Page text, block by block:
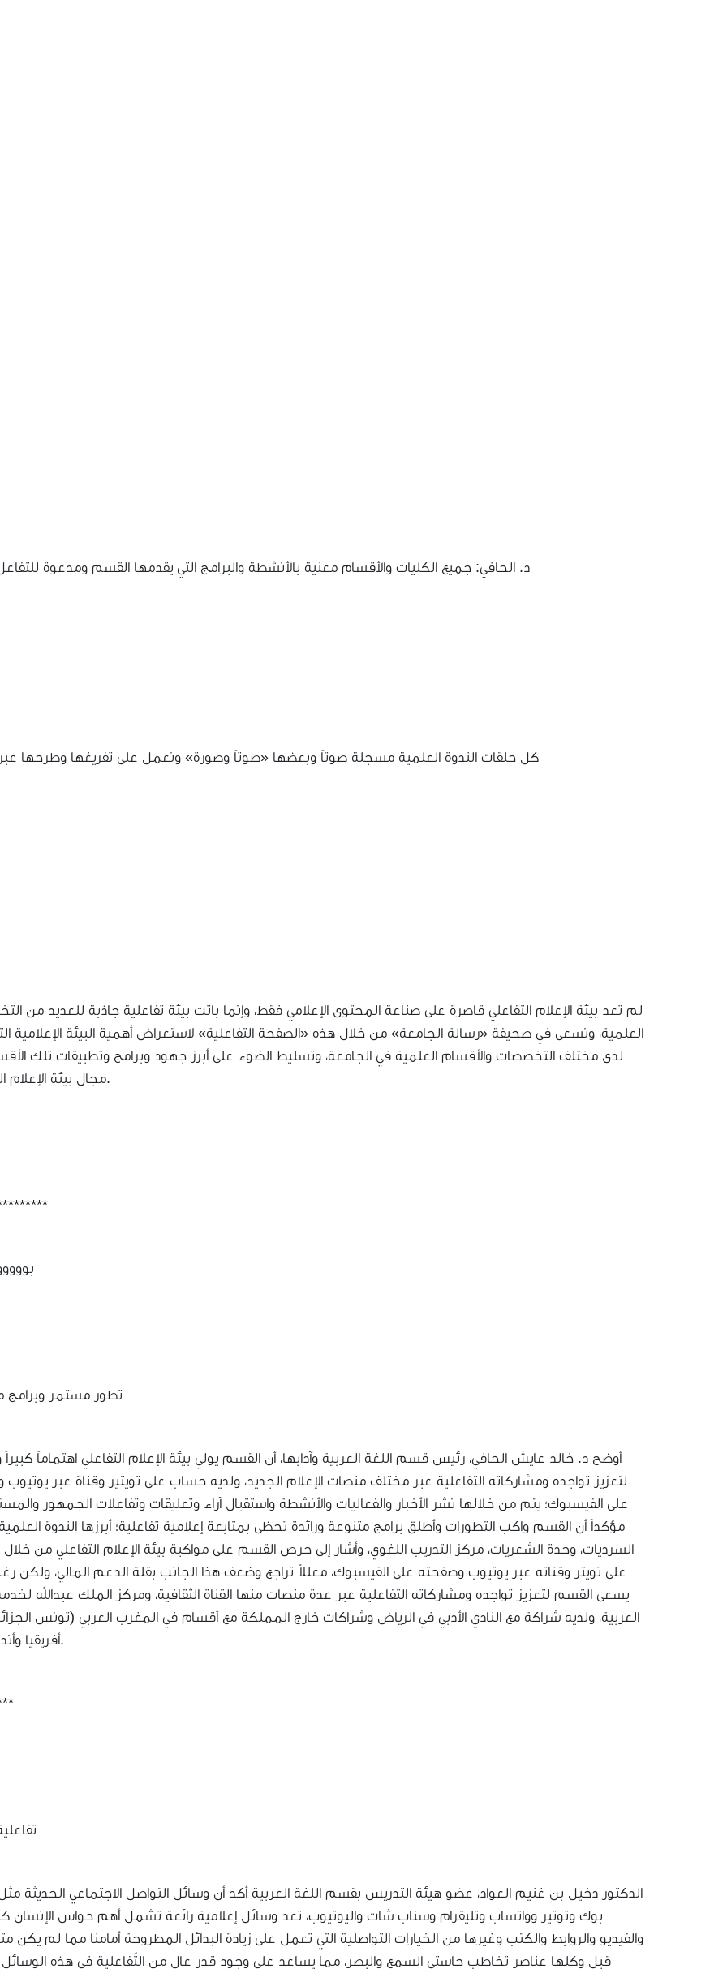
د. الحافي: جميع الكليات والأقسام معنية بالأنشطة والبرامج التي يقدمها القسم ومدعوة
كل حلقات الندوة العلمية مسجلة صوتاً وبعضها «صوتاً وصورة» ونعمل على تفريغها وطرحها
لم تعد بيئة الإعلام التفاعلي قاصرة على صناعة المحتوى الإعلامي فقط، وإنما باتت بيئة تفاعلية جاذبة للعديد من
العلمية، ونسعى في صحيفة «رسالة الجامعة» من خلال هذه «الصفحة التفاعلية» لاستعراض أهمية البيئة الإعلامية
لدى مختلف التخصصات والأقسام العلمية في الجامعة، وتسليط الضوء على أبرز جهود وبرامج وتطبيقات تلك
مجال بيئة الإعلام التفاعلي.
تطور مستمر وبرامج
أوضح د. خالد عايش الحافي، رئيس قسم اللغة العربية وآدابها، أن القسم يولي بيئة الإعلام التفاعلي اهتماماً
لتعزيز تواجده ومشاركاته التفاعلية عبر مختلف منصات الإعلام الجديد، ولديه حساب على تويتير وقناة عبر
على الفيسبوك؛ يتم من خلالها نشر الأخبار والفعاليات والأنشطة واستقبال آراء وتعليقات وتفاعلات الجمهور
مؤكداً أن القسم واكب التطورات وأطلق برامج متنوعة ورائدة تحظى بمتابعة إعلامية تفاعلية؛ أبرزها الندوة
السرديات، وحدة الشعريات، مركز التدريب اللغوي، وأشار إلى حرص القسم على مواكبة بيئة الإعلام التفاعلي من
على تويتر وقناته عبر يوتيوب وصفحته على الفيسبوك، معللاً تراجع وضعف هذا الجانب بقلة الدعم المالي، ولكن
يسعى القسم لتعزيز تواجده ومشاركاته التفاعلية عبر عدة منصات منها القناة الثقافية، ومركز الملك عبدالله
العربية، ولديه شراكة مع النادي الأدبي في الرياض وشراكات خارج المملكة مع أقسام في المغرب العربي (تونس
أفريقيا وأندونسيا).
الدكتور دخيل بن غنيم العواد، عضو هيئة التدريس بقسم اللغة العربية أكد أن وسائل التواصل الاجتماعي الحديثة
بوك وتوتير وواتساب وتليقرام وسناب شات واليوتيوب، تعد وسائل إعلامية رائعة تشمل أهم حواس الإنسان
والفيديو والروابط والكتب وغيرها من الخيارات التواصلية التي تعمل على زيادة البدائل المطروحة أمامنا مما لم يكن
قبل وكلها عناصر تخاطب حاستي السمع والبصر، مما يساعد على وجود قدرٍ عالٍ من التّفاعلية في هذه الوسائل